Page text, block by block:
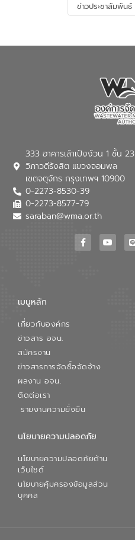
ข่าวประชาสัมพันธ์
333 อาคารเล้าเป้งง้วน 1 ชั้น 23
วิภาวดีรังสิต แขวงจอมพล
เขตจตุจักร กรุงเทพฯ 10900
0-2273-8530-39
0-2273-8577-79
saraban@wma.or.th
เมนูหลัก
เกี่ยวกับองค์กร
ข่าวสาร อจน.
สมัครงาน
ข่าวสารการจัดซื้อจัดจ้าง
ผลงาน อจน.
ติดต่อเรา
รายงานความยั่งยืน
นโยบายความปลอดภัย
นโยบายความปลอดภัยด้าน
เว็บไซต์
นโยบายคุ้มครองข้อมูลส่วน
บุคคล